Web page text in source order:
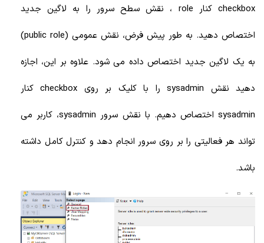
checkbox کنار role ، نقش سطح سرور را به لاگین جدید
اختصاص دهید. به طور پیش فرض، نقش عمومی (public role)
به یک لاگین جدید اختصاص داده می شود. علاوه بر این، اجازه
دهید نقش sysadmin را با کلیک بر روی checkbox کنار
sysadmin اختصاص دهیم. با نقش سرور sysadmin، کاربر می
تواند هر فعالیتی را بر روی سرور انجام دهد و کنترل کامل داشته
باشد.